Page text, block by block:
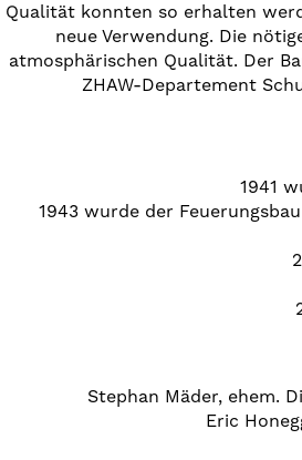
Qualität konnten so erhalten
neue Verwendung. Die
atmosphärischen Qualität. Der
ZHAW-Departement
1941
1943 wurde der
Stephan Mäder, ehem.
Eric